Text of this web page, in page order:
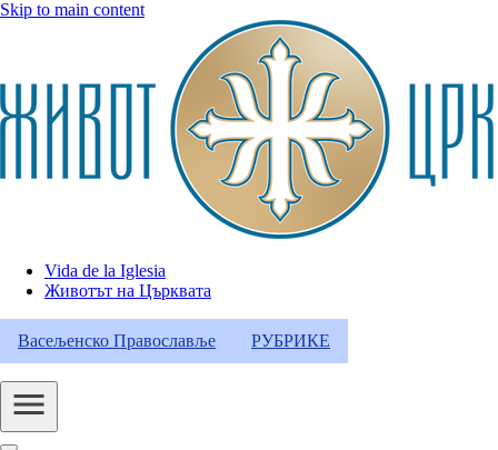
Skip to main content
Header
Category
Menu
Vida de la Iglesia
Животът на Църквата
Васељенско Православље РУБРИКЕ